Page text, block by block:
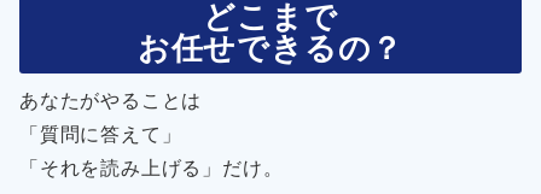
どこまで
お任せできるの？
あなたがやることは
「質問に答えて」
「それを読み上げる」だけ。